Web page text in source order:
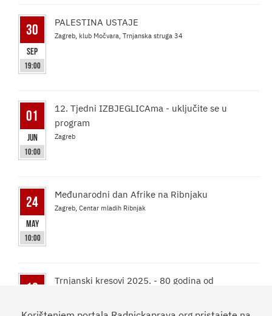
30
Sep
19:00
PALESTINA USTAJE
Zagreb, klub Močvara, Trnjanska struga 34
01
Jun
10:00
12. Tjedni IZBJEGLICAma - uključite se u
program
Zagreb
24
May
10:00
Međunarodni dan Afrike na Ribnjaku
Zagreb, Centar mladih Ribnjak
10
May
Trnjanski kresovi 2025. - 80 godina od